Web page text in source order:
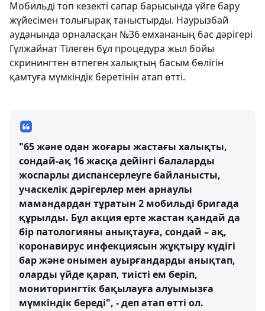
Мобильді топ кезекті сапар барысында үйге бару
жүйесімен толығырақ таныстырды. Наурызбай
ауданында орналасқан №36 емхананың бас дәрігері
Гүлжайнат Тілеген бұл процедура жыл бойы
скринингтен өтпеген халықтың басым бөлігін
қамтуға мүмкіндік беретінін атап өтті.
"65 және одан жоғары жастағы халықты,
сондай-ақ 16 жасқа дейінгі балаларды
жоспарлы диспансерлеуге байланысты,
учаскелік дәрігерлер мен арнаулы
мамандардан тұратын 2 мобильді бригада
құрылды. Бұл акция ерте жастан қандай да
бір патологияны анықтауға, сондай – ақ,
коронавирус инфекциясын жұқтыру күдігі
бар және онымен ауырғандарды анықтап,
оларды үйде қарап, тиісті ем беріп,
мониторингтік бақылауға алуымызға
мүмкіндік береді", - деп атап өтті ол.